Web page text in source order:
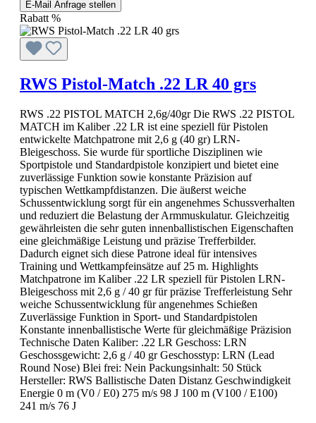
E-Mail Anfrage stellen
Rabatt %
RWS Pistol-Match .22 LR 40 grs
RWS .22 PISTOL MATCH 2,6g/40gr Die RWS .22 PISTOL
MATCH im Kaliber .22 LR ist eine speziell für Pistolen
entwickelte Matchpatrone mit 2,6 g (40 gr) LRN-
Bleigeschoss. Sie wurde für sportliche Disziplinen wie
Sportpistole und Standardpistole konzipiert und bietet eine
zuverlässige Funktion sowie konstante Präzision auf
typischen Wettkampfdistanzen. Die äußerst weiche
Schussentwicklung sorgt für ein angenehmes Schussverhalten
und reduziert die Belastung der Armmuskulatur. Gleichzeitig
gewährleisten die sehr guten innenballistischen Eigenschaften
eine gleichmäßige Leistung und präzise Trefferbilder.
Dadurch eignet sich diese Patrone ideal für intensives
Training und Wettkampfeinsätze auf 25 m. Highlights
Matchpatrone im Kaliber .22 LR speziell für Pistolen LRN-
Bleigeschoss mit 2,6 g / 40 gr für präzise Trefferleistung Sehr
weiche Schussentwicklung für angenehmes Schießen
Zuverlässige Funktion in Sport- und Standardpistolen
Konstante innenballistische Werte für gleichmäßige Präzision
Technische Daten Kaliber: .22 LR Geschoss: LRN
Geschossgewicht: 2,6 g / 40 gr Geschosstyp: LRN (Lead
Round Nose) Blei frei: Nein Packungsinhalt: 50 Stück
Hersteller: RWS Ballistische Daten Distanz Geschwindigkeit
Energie 0 m (V0 / E0) 275 m/s 98 J 100 m (V100 / E100)
241 m/s 76 J